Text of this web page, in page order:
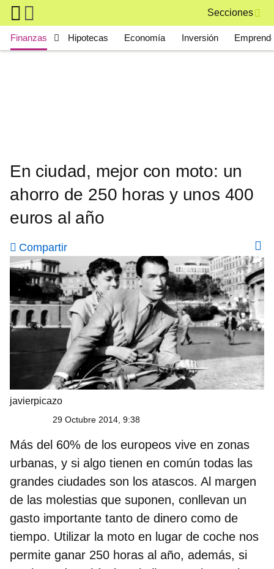
Skip to main content
Secciones
Main navigation
Finanzas Hipotecas Economía Inversión
En ciudad, mejor con moto: un
ahorro de 250 horas y unos 400
euros al año
Compartir
javierpicazo
29 Octubre 2014, 9:38
Más del 60% de los europeos vive en zonas
urbanas, y si algo tienen en común todas las
grandes ciudades son los atascos. Al margen
de las molestias que suponen, conllevan un
gasto importante tanto de dinero como de
tiempo. Utilizar la moto en lugar de coche nos
permite ganar 250 horas al año, además, si